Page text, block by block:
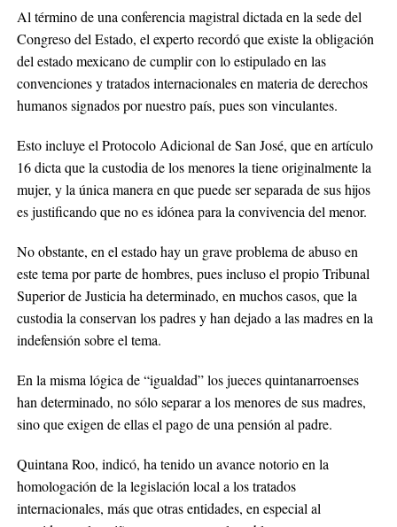
Al término de una conferencia magistral dictada en la sede del
Congreso del Estado, el experto recordó que existe la obligación
del estado mexicano de cumplir con lo estipulado en las
convenciones y tratados internacionales en materia de derechos
humanos signados por nuestro país, pues son vinculantes.
Esto incluye el Protocolo Adicional de San José, que en artículo
16 dicta que la custodia de los menores la tiene originalmente la
mujer, y la única manera en que puede ser separada de sus hijos
es justificando que no es idónea para la convivencia del menor.
No obstante, en el estado hay un grave problema de abuso en
este tema por parte de hombres, pues incluso el propio Tribunal
Superior de Justicia ha determinado, en muchos casos, que la
custodia la conservan los padres y han dejado a las madres en la
indefensión sobre el tema.
En la misma lógica de “igualdad” los jueces quintanarroenses
han determinado, no sólo separar a los menores de sus madres,
sino que exigen de ellas el pago de una pensión al padre.
Quintana Roo, indicó, ha tenido un avance notorio en la
homologación de la legislación local a los tratados
internacionales, más que otras entidades, en especial al